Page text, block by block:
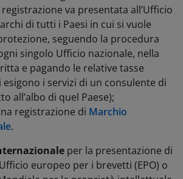
va presentata all’Ufficio
di tutti i Paesi in cui si vuole
seguendo la procedura
singolo Ufficio nazionale, nella
e pagando le relative tasse
esigono i servizi di un consulente di
all’albo di quel Paese);
registrazione di Marchio
.
per la presentazione di
europeo per i brevetti (EPO) o